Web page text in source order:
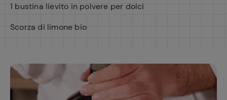
1 bustina lievito in polvere per dolci
Scorza di limone bio